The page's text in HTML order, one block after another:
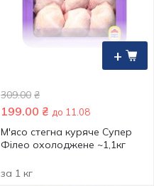
+
309.00 ₴
199.00 ₴ до 11.08
М'ясо стегна куряче Супер
Філео охолоджене ~1,1кг
за 1 кг